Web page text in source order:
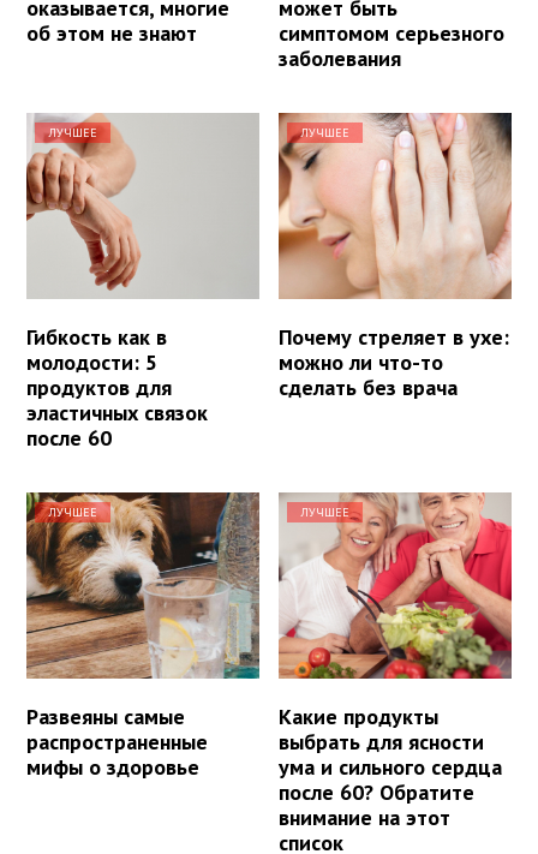
оказывается, многие
об этом не знают
может быть
симптомом серьезного
заболевания
ЛУЧШЕЕ
Гибкость как в
молодости: 5
продуктов для
эластичных связок
после 60
ЛУЧШЕЕ
Почему стреляет в ухе:
можно ли что-то
сделать без врача
ЛУЧШЕЕ
Развеяны самые
распространенные
мифы о здоровье
ЛУЧШЕЕ
Какие продукты
выбрать для ясности
ума и сильного сердца
после 60? Обратите
внимание на этот
список